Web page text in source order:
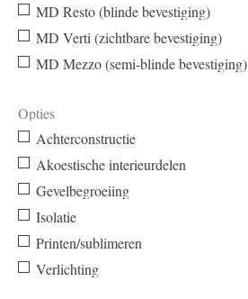
MD Resto (blinde bevestiging)
MD Verti (zichtbare bevestiging)
MD Mezzo (semi-blinde bevestiging)
Opties
Achterconstructie
Akoestische interieurdelen
Gevelbegroeiing
Isolatie
Printen/sublimeren
Verlichting